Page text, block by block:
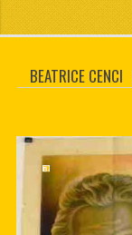
BEATRICE CENCI